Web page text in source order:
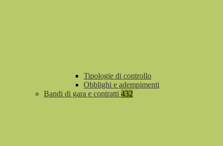
Tipologie di controllo
Obblighi e adempimenti
Bandi di gara e contratti 432